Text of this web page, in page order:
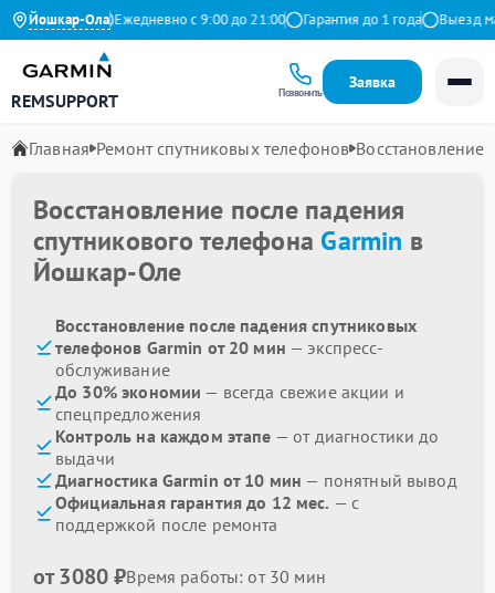
Йошкар-Ола
на Яндекс Ежедневно с 9:00 до 21:00 Гарантия до 1 года Выезд
REMSUPPORT Позвонить
Заявка
Главная Ремонт спутниковых телефонов Восстановление
Восстановление после падения
спутникового телефона Garmin в
Йошкар-Оле
Восстановление после падения спутниковых
телефонов Garmin от 20 мин — экспресс-
обслуживание
До 30% экономии — всегда свежие акции и
спецпредложения
Контроль на каждом этапе — от диагностики до
выдачи
Диагностика Garmin от 10 мин — понятный вывод
Официальная гарантия до 12 мес. — с
поддержкой после ремонта
от 3080 ₽Время работы: от 30 мин